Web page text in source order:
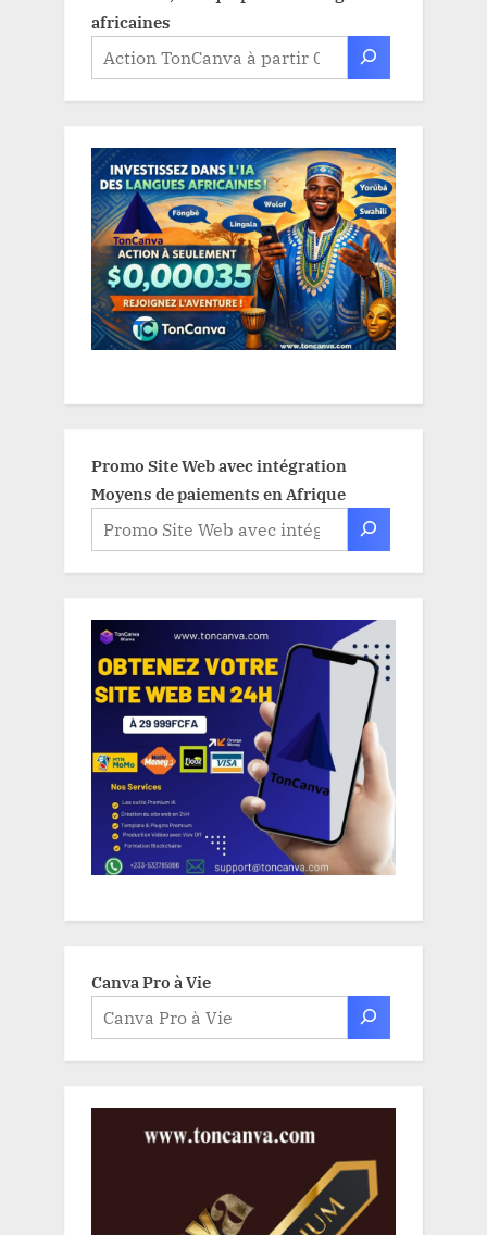
africaines
Promo Site Web avec intégration
Moyens de paiements en Afrique
Canva Pro à Vie